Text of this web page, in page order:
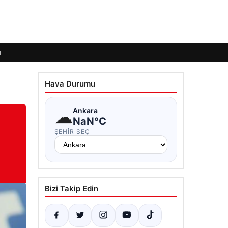
Hava Durumu
☁Ankara
NaN°C
ŞEHIR SEÇ
Bizi Takip Edin